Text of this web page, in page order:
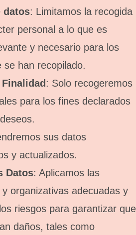
datos: Limitamos la recogida
personal a lo que es
y necesario para los
se han recopilado.
: Solo recogeremos
para los fines declarados
sus datos
y actualizados.
Datos: Aplicamos las
organizativas adecuadas y
riesgos para garantizar que
daños, tales como